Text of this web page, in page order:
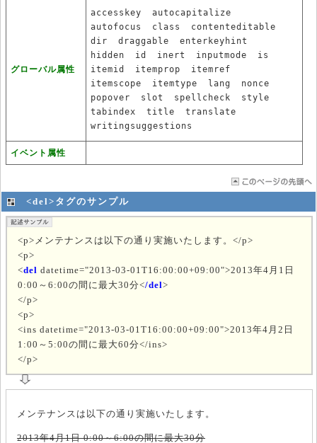
グローバル属性
accesskey
autocapitalize
autofocus
class
contenteditable
dir
draggable
enterkeyhint
hidden
id inert inputmode
is
itemid
itemprop
itemref
itemscope
itemtype lang
nonce
popover
slot spellcheck
style
tabindex
title
translate
writingsuggestions
イベント属性
<del>タグのサンプル
<p>メンテナンスは以下の通り実施いたします。</p>
<p>
<del datetime="2013-03-01T16:00:00+09:00">2013年4月1日
0:00～6:00の間に最大30分</del>
</p>
<p>
<ins datetime="2013-03-01T16:00:00+09:00">2013年4月2日
1:00～5:00の間に最大60分</ins>
</p>
メンテナンスは以下の通り実施いたします。
2013年4月1日 0:00～6:00の間に最大30分